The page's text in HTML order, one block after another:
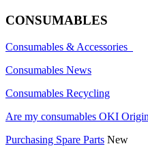
CONSUMABLES
Consumables & Accessories
Consumables News
Consumables Recycling
Are my consumables OKI
Purchasing Spare Parts New